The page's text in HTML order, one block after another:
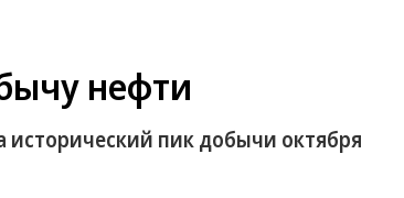
нефти
пик добычи октября